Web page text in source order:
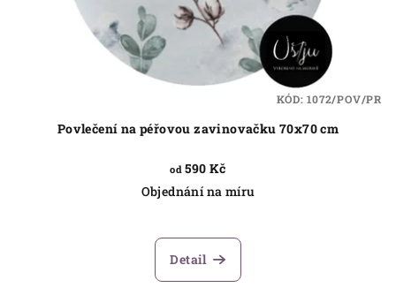
Povlečení na péřovou zavinovačku 70x70 cm
od 590 Kč
Objednání na míru
Detail
KÓD:1072/POV/PR